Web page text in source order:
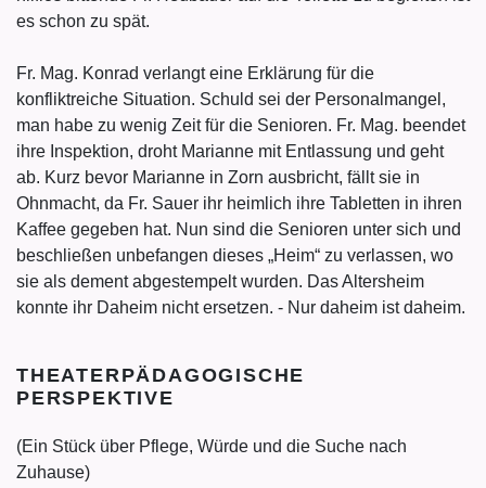
es schon zu spät.
Fr. Mag. Konrad verlangt eine Erklärung für die
konfliktreiche Situation. Schuld sei der Personalmangel,
man habe zu wenig Zeit für die Senioren. Fr. Mag. beendet
ihre Inspektion, droht Marianne mit Entlassung und geht
ab. Kurz bevor Marianne in Zorn ausbricht, fällt sie in
Ohnmacht, da Fr. Sauer ihr heimlich ihre Tabletten in ihren
Kaffee gegeben hat. Nun sind die Senioren unter sich und
beschließen unbefangen dieses „Heim“ zu verlassen, wo
sie als dement abgestempelt wurden. Das Altersheim
konnte ihr Daheim nicht ersetzen. - Nur daheim ist daheim.
THEATERPÄDAGOGISCHE
PERSPEKTIVE
(Ein Stück über Pflege, Würde und die Suche nach
Zuhause)